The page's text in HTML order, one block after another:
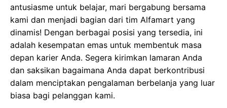
antusiasme untuk belajar, mari bergabung bersama
kami dan menjadi bagian dari tim Alfamart yang
dinamis! Dengan berbagai posisi yang tersedia, ini
adalah kesempatan emas untuk membentuk masa
depan karier Anda. Segera kirimkan lamaran Anda
dan saksikan bagaimana Anda dapat berkontribusi
dalam menciptakan pengalaman berbelanja yang luar
biasa bagi pelanggan kami.